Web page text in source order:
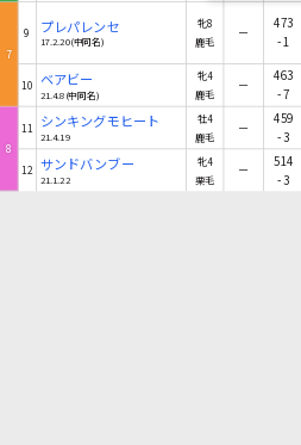
7
9 プレパレンセ
17.2.20(中同名)
牝8
鹿毛
－
473
-1
10 ベアビー
21.4.8(中同名)
牝4
鹿毛
－
463
-7
8
11 シンキングモヒート
21.4.19
牡4
鹿毛
－
459
-3
12 サンドバンブー
21.1.22
牝4
栗毛
－
514
-3